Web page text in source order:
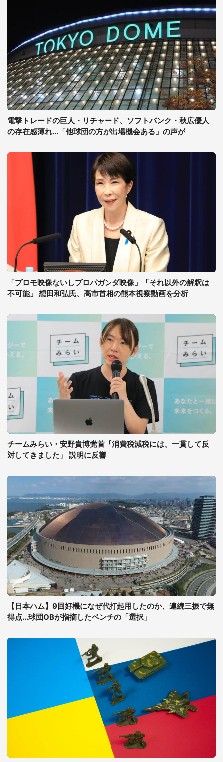
電撃トレードの巨人・リチャード、ソフトバンク・秋広優人
の存在感薄れ...「他球団の方が出場機会ある」の声が
「プロモ映像ないしプロパガンダ映像」「それ以外の解釈は
不可能」 想田和弘氏、高市首相の熊本視察動画を分析
チームみらい・安野貴博党首「消費税減税には、一貫して反
対してきました」 説明に反響
【日本ハム】9回好機になぜ代打起用したのか、連続三振で無
得点...球団OBが指摘したベンチの「選択」